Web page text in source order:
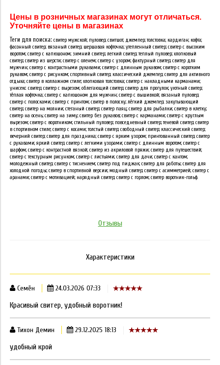
Цены в розничных магазинах могут отличаться.
Уточняйте цены в магазинах
Теги для поиска: свитер мужской; пуловер; свитшот; джемпер; толстовка; кардиган; кофта;
фасонный свитер; вязаный свитер; шершавая кофточка; утепленный свитер; свитер с высоким
воротом; свитер с капюшоном; зимний свитер; легкий свитер; теплый пуловер; хлопковый
свитер; свитер из шерсти; свитер с оленем; свитер с узором; фактурный свитер; свитер для
мужчин; свитер с контрастными рукавами; свитер с длинным рукавом; свитер с коротким
рукавом; свитер с рисунком; спортивный свитер; классический джемпер; свитер для активного
отдыха; свитер в коллажном стиле; хлопковая толстовка; свитер с накладными карманами;
унисекс свитер; свитер с вырезом; облегающий свитер; свитер для прогулок; уютный свитер;
тёплая кофточка; свитер с капюшоном для мужчин; свитер с вышивкой; вязаный пуловер;
свитер с полосками; свитер с принтом; свитер в полоску; лёгкий джемпер; закутывающий
свитер; свитер на молнии; стеганый свитер; свитер паяц; свитер для рыбалки; свитер в клетку;
свитер на осень; свитер на зиму; свитер без рукавов; свитер с карманами; свитер с круглым
вырезом; свитер с воротником; стильный пуловер; повседневный свитер; теневой свитер; свитер
в спортивном стиле; свитер с косами; толстый свитер; свободный свитер; классический свитер;
вечерний свитер; свитер для праздника; свитер с ярким узором; принтованный свитер; свитер
с рукавами; яркий свитер; свитер с легкими узорами; свитер с длинным воротом; свитер с
шарфом; свитер с контрастной вязкой; свитер из акриловой пряжи; свитер для путешествий;
свитер с текстурным рисунком; свитер с листьями; свитер для дачи; свитер с кантом;
молодежный свитер; свитер с тиснением; свитер под пиджак; свитер для работы; свитер для
холодной погоды; свитер в спортивной версии; модный свитер; свитер с асимметрией; свитер с
аранами; свитер с мотивацией; нарядный свитер; свитер с горлом; свитер воротник-гольф.
Отзывы
Характеристики
Семён 24.03.2026 07:33
Красивый свитер, удобный воротник!
Тихон Демин 29.12.2025 18:13
удобный крой